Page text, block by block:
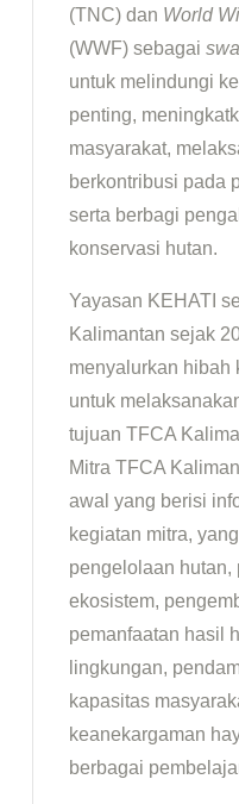
(TNC) dan World
(WWF) sebagai
untuk melindungi
penting,
masyarakat,
berkontribusi pada
serta berbagi
konservasi hutan.
Yayasan KEHATI
Kalimantan sejak
menyalurkan hibah
untuk
tujuan TFCA
Mitra TFCA
awal yang berisi
kegiatan mitra,
pengelolaan hutan,
ekosistem,
pemanfaatan hasil
lingkungan,
kapasitas
keanekargaman
berbagai